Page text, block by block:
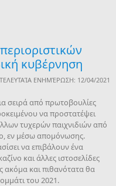
κυβέρνηση
ΤΕΛΕΥΤΑΊΑ ΕΝΗΜΈΡΩΣΗ: 12/04/2021
σειρά από πρωτοβουλίες
να προστατέψει
τυχερών παιχνιδιών από
εν μέσω απομόνωσης.
να επιβάλουν ένα
και άλλες ιστοσελίδες
ακόμα και πιθανότατα θα
του 2021.